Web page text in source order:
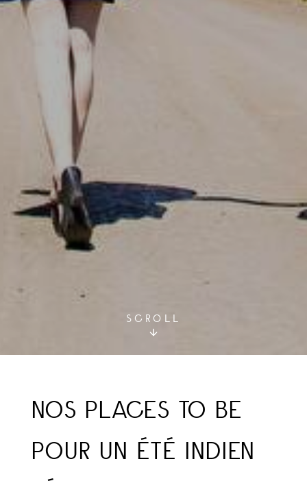
SCROLL
NOS PLACES TO BE
POUR UN ÉTÉ INDIEN